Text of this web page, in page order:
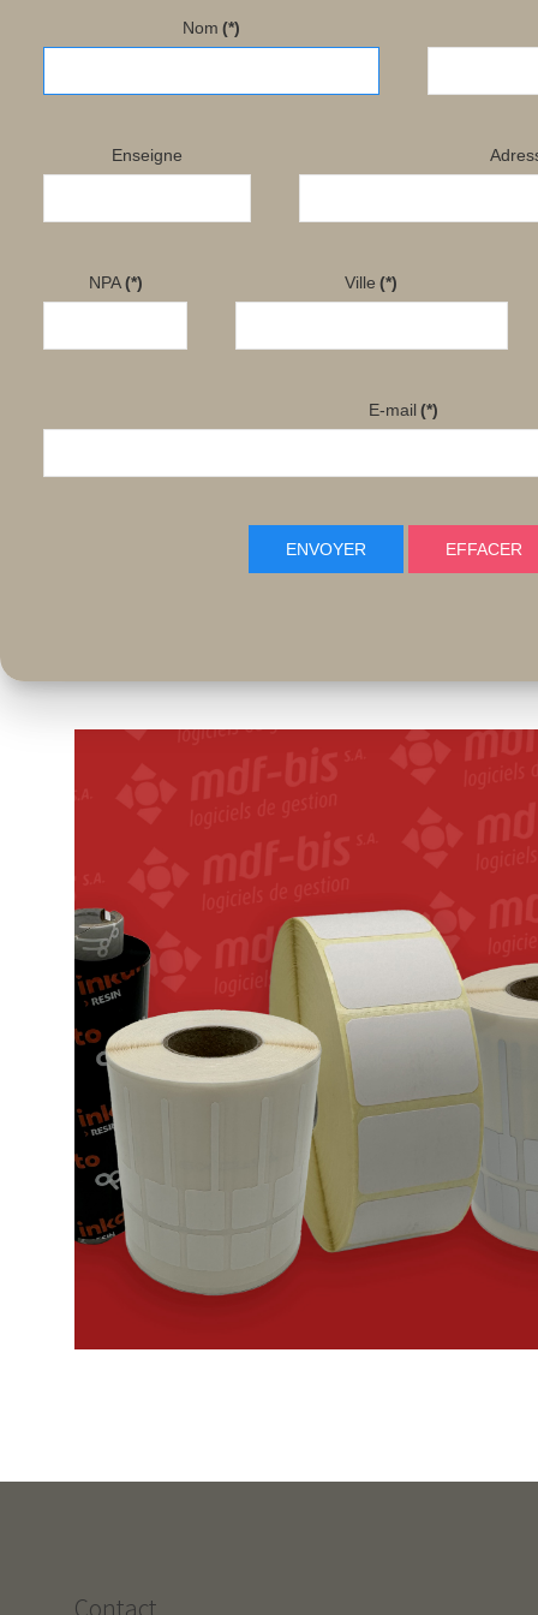
Rouleau de 1000 étiquettes thermo - CHF. 160.00 | ARGENTÉ
Ruban thermo - CHF. 37.15
Contact
Nom (*)
Enseigne
NPA (*) Ville (*)
E-mail(*)
ENVOYER EFFACER